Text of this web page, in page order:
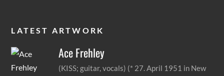
LATEST ARTWORK
AceFrehley
(KISS; guitar, vocals) (* 27. April 1951 in New